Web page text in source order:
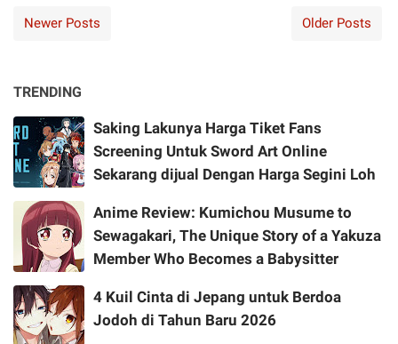
Newer Posts Older Posts
TRENDING
Saking Lakunya Harga Tiket Fans
Screening Untuk Sword Art Online
Sekarang dijual Dengan Harga Segini Loh
Anime Review: Kumichou Musume to
Sewagakari, The Unique Story of a Yakuza
Member Who Becomes a Babysitter
4 Kuil Cinta di Jepang untuk Berdoa
Jodoh di Tahun Baru 2026